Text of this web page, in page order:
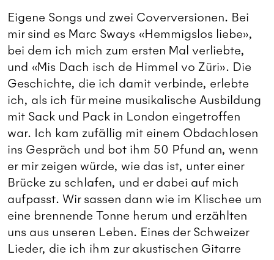
Eigene Songs und zwei Coverversionen. Bei
mir sind es Marc Sways «Hemmigslos liebe»,
bei dem ich mich zum ersten Mal verliebte,
und «Mis Dach isch de Himmel vo Züri». Die
Geschichte, die ich damit verbinde, erlebte
ich, als ich für meine musikalische Ausbildung
mit Sack und Pack in London eingetroffen
war. Ich kam zufällig mit einem Obdachlosen
ins Gespräch und bot ihm 50 Pfund an, wenn
er mir zeigen würde, wie das ist, unter einer
Brücke zu schlafen, und er dabei auf mich
aufpasst. Wir sassen dann wie im Klischee um
eine brennende Tonne herum und erzählten
uns aus unseren Leben. Eines der Schweizer
Lieder, die ich ihm zur akustischen Gitarre